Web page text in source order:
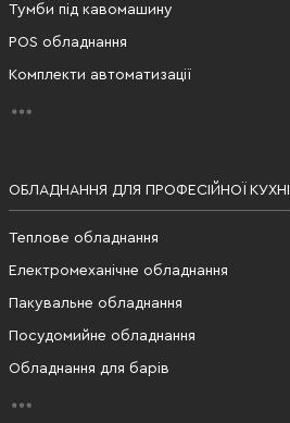
Тумби під кавомашину
POS обладнання
Комплекти автоматизації
ОБЛАДНАННЯ ДЛЯ ПРОФЕСІЙНОЇ КУХНІ
Теплове обладнання
Електромеханічне обладнання
Пакувальне обладнання
Посудомийне обладнання
Обладнання для барів